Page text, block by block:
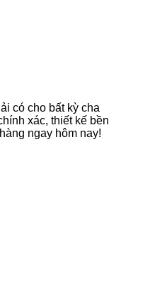
có cho bất kỳ cha
xác, thiết kế bền
ngay hôm nay!